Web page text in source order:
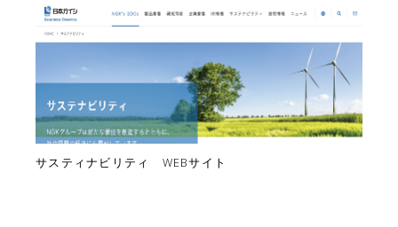
サスティナビリティ WEBサイト